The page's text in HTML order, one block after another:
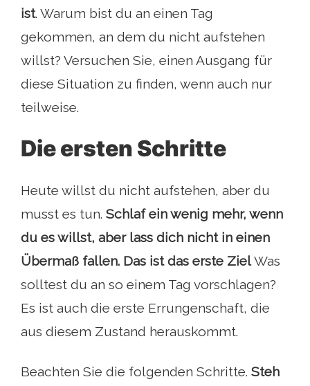
ist. Warum bist du an einen Tag
gekommen, an dem du nicht aufstehen
willst? Versuchen Sie, einen Ausgang für
diese Situation zu finden, wenn auch nur
teilweise.
Die ersten Schritte
Heute willst du nicht aufstehen, aber du
musst es tun. Schlaf ein wenig mehr, wenn
du es willst, aber lass dich nicht in einen
Übermaß fallen. Das ist das erste ZielWas
solltest du an so einem Tag vorschlagen?
Es ist auch die erste Errungenschaft, die
aus diesem Zustand herauskommt.
Beachten Sie die folgenden Schritte. Steh